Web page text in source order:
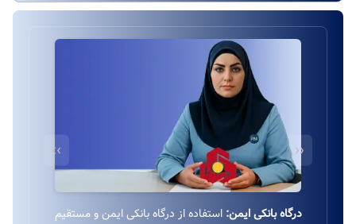
درگاه بانکی ایمن: استفاده از درگاه بانکی ایمن و مستقیم
‹‹
››